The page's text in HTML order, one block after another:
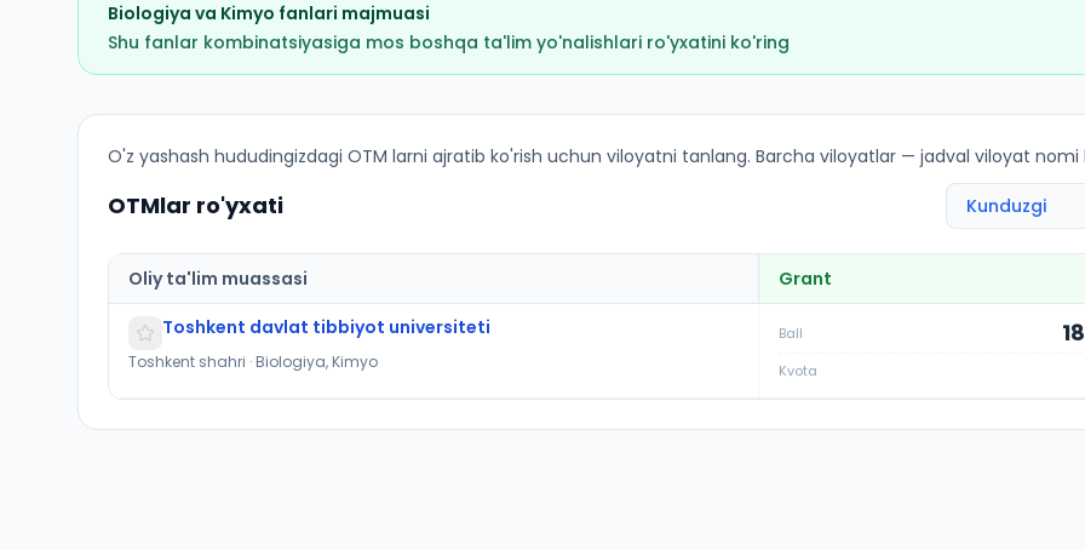
Biologiya va Kimyo fanlari majmuasi
Shu fanlar kombinatsiyasiga mos boshqa ta'lim yo'nalishlari ro'yxatini ko'ring
Davolash ishi (Jizzax shahri): OTM lar bo'yicha kirish ballari va kvotalar
O'z yashash hududingizdagi OTM larni ajratib ko'rish uchun viloyatni tanlang. Barcha viloyatlar — jadval viloyat
OTMlar ro'yxati
Oliy ta'lim muassasi
Grant
Toshkent davlat tibbiyot universiteti
Toshkent shahri · Biologiya, Kimyo
Ball
Kvota